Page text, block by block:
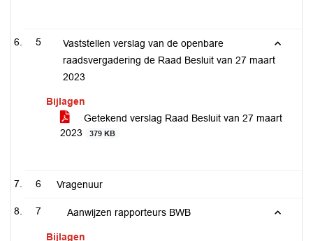
5
Vaststellen verslag van de openbare
raadsvergadering de Raad Besluit van 27 maart
2023
Bijlagen
Getekend verslag Raad Besluit van 27 maart
2023
379 KB
6 Vragenuur
7 Aanwijzen rapporteurs BWB
Bijlagen